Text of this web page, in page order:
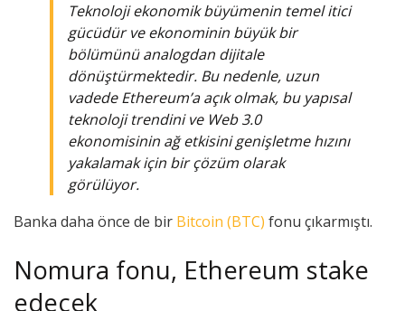
Teknoloji ekonomik büyümenin temel itici
gücüdür ve ekonominin büyük bir
bölümünü analogdan dijitale
dönüştürmektedir. Bu nedenle, uzun
vadede Ethereum’a açık olmak, bu yapısal
teknoloji trendini ve Web 3.0
ekonomisinin ağ etkisini genişletme hızını
yakalamak için bir çözüm olarak
görülüyor.
Banka daha önce de bir Bitcoin (BTC) fonu çıkarmıştı.
Nomura fonu, Ethereum stake
edecek